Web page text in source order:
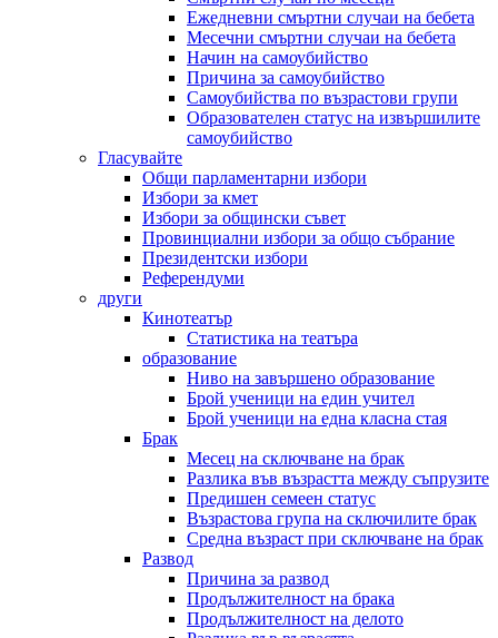
Ежедневни смъртни случаи на бебета
Месечни смъртни случаи на бебета
Начин на самоубийство
Причина за самоубийство
Самоубийства по възрастови групи
Образователен статус на извършилите
самоубийство
Гласувайте
Общи парламентарни избори
Избори за кмет
Избори за общински съвет
Провинциални избори за общо събрание
Президентски избори
Референдуми
други
Кинотеатър
Статистика на театъра
образование
Ниво на завършено образование
Брой ученици на един учител
Брой ученици на една класна стая
Брак
Месец на сключване на брак
Разлика във възрастта между съпрузите
Предишен семеен статус
Възрастова група на сключилите брак
Средна възраст при сключване на брак
Развод
Причина за развод
Продължителност на брака
Продължителност на делото